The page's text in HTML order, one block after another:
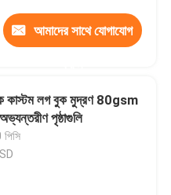
আমাদের সাথে যোগাযোগ
কাস্টম লগ বুক মুদ্রণ 80gsm
পৃষ্ঠাগুলি